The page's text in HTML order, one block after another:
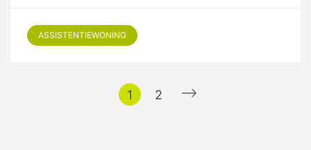
ASSISTENTIEWONING
1 2